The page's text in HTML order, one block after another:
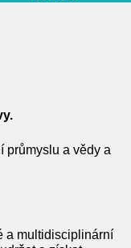
průmyslu a vědy a
a multidisciplinární